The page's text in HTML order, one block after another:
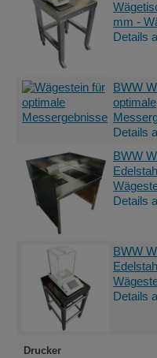
mm -
Details
BWW
optimale
Details
BWW
Details
BWW
Details
Drucker